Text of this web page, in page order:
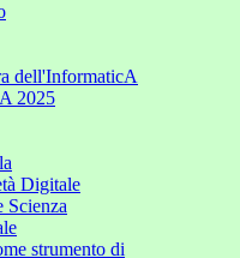
dell'InformaticA
2025
Digitale
Scienza
strumento di